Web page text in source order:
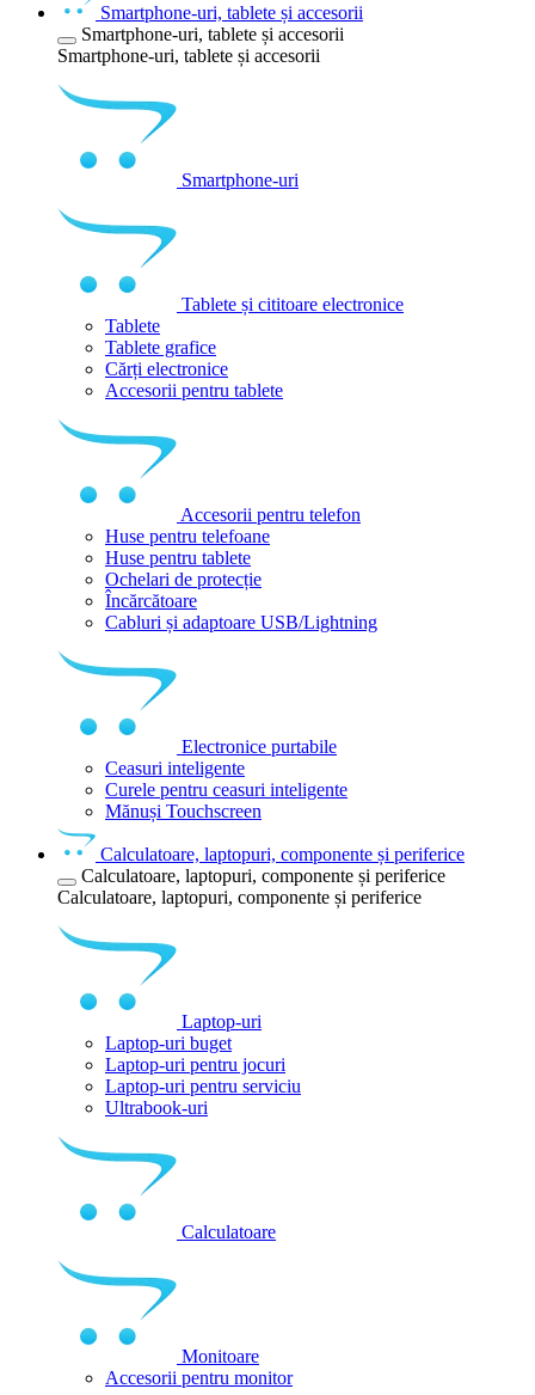
Smartphone-uri, tablete și accesorii
Smartphone-uri, tablete și accesorii
Smartphone-uri, tablete și accesorii
Smartphone-uri
Tablete și cititoare electronice
Tablete
Tablete grafice
Cărți electronice
Accesorii pentru tablete
Accesorii pentru telefon
Huse pentru telefoane
Huse pentru tablete
Ochelari de protecție
Încărcătoare
Cabluri și adaptoare USB/Lightning
Electronice purtabile
Ceasuri inteligente
Curele pentru ceasuri inteligente
Mănuși Touchscreen
Calculatoare, laptopuri, componente și periferice
Calculatoare, laptopuri, componente și periferice
Calculatoare, laptopuri, componente și periferice
Laptop-uri
Laptop-uri buget
Laptop-uri pentru jocuri
Laptop-uri pentru serviciu
Ultrabook-uri
Calculatoare
Monitoare
Accesorii pentru monitor